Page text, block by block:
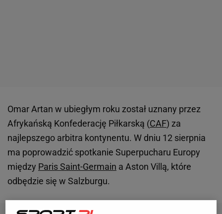
Omar Artan w ubiegłym roku został uznany przez
Afrykańską Konfederację Piłkarską (CAF) za
najlepszego arbitra kontynentu. W dniu 12 sierpnia
ma poprowadzić spotkanie Superpucharu Europy
między Paris Saint-Germain a Aston Villą, które
odbędzie się w Salzburgu.